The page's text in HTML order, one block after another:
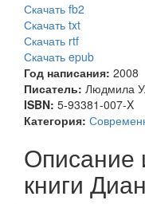
Скачать fb2
Скачать txt
Скачать rtf
Скачать epub
Год написания: 2008
Писатель: Людмила
ISBN: 5-93381-007-X
Категория:
Описание
книги